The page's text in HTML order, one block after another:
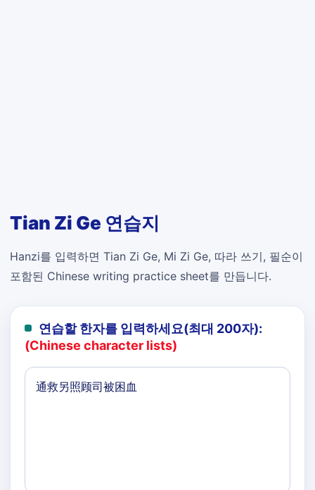
Tian Zi Ge 연습지
Hanzi를 입력하면 Tian Zi Ge, Mi Zi Ge, 따라 쓰기, 필순이
포함된 Chinese writing practice sheet를 만듭니다.
연습할 한자를 입력하세요(최대 200자):
(Chinese character lists)